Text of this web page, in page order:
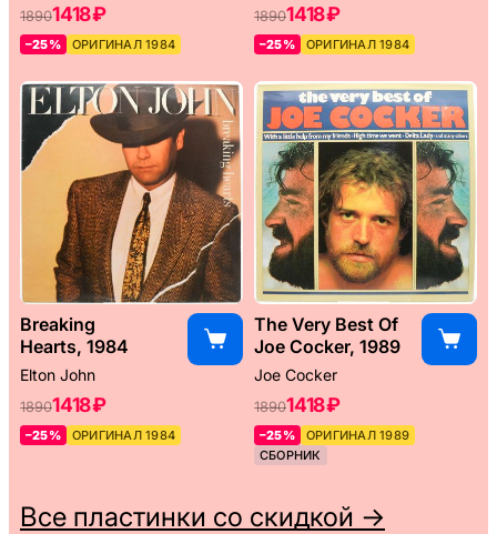
18901418 ₽
–25% ОРИГИНАЛ 1984
18901418 ₽
–25% ОРИГИНАЛ 1984
Breaking
Hearts, 1984
Elton John
18901418 ₽
–25% ОРИГИНАЛ 1984
The Very Best Of
Joe Cocker, 1989
Joe Cocker
18901418 ₽
–25%
ОРИГИНАЛ 1989
СБОРНИК
Все пластинки со скидкой →